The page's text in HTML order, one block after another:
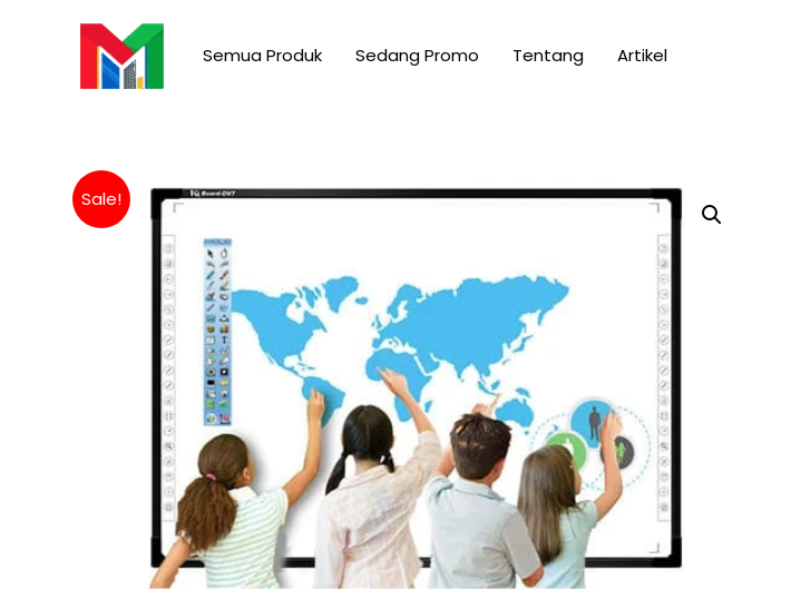
Semua Produk Sedang Promo Tentang Artikel
Sale!